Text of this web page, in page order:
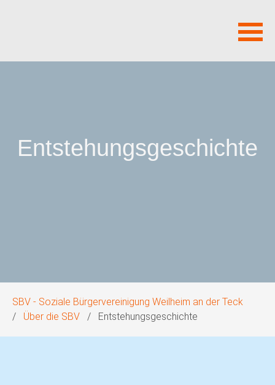
Entstehungsgeschichte
SBV - Soziale Bürgervereinigung Weilheim an der Teck
Über die SBV
Entstehungsgeschichte